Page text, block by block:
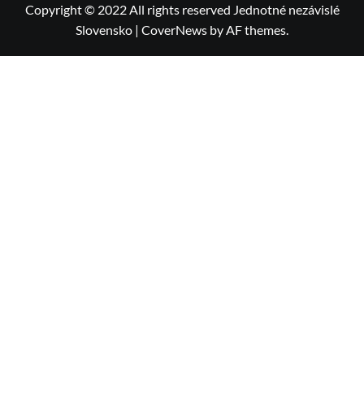
Copyright © 2022 All rights reserved Jednotné nezávislé
Slovensko | CoverNews by AF themes.